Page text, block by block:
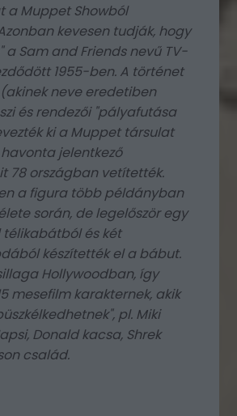
a Muppet Showból
kevesen tudják, hogy
a Sam and Friends nevű TV-
1955-ben. A történet
neve eredetiben
és rendezői "pályafutása
ki a Muppet társulat
jelentkező
78 országban vetítették.
a figura több példányban
során, de legelőször egy
télikabátból és két
készítették el a bábut.
Hollywoodban, így
mesefilm karakternek, akik
pl. Miki
Donald kacsa, Shrek
család.